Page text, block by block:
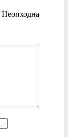
Неопходна